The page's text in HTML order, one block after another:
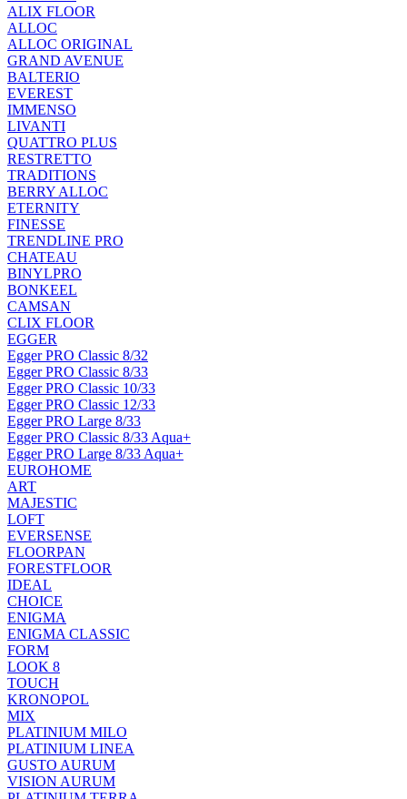
ALIX FLOOR
ALLOC
ALLOC ORIGINAL
GRAND AVENUE
BALTERIO
EVEREST
IMMENSO
LIVANTI
QUATTRO PLUS
RESTRETTO
TRADITIONS
BERRY ALLOC
ETERNITY
FINESSE
TRENDLINE PRO
CHATEAU
BINYLPRO
BONKEEL
CAMSAN
CLIX FLOOR
EGGER
Egger PRO Classic 8/32
Egger PRO Classic 8/33
Egger PRO Classic 10/33
Egger PRO Classic 12/33
Egger PRO Large 8/33
Egger PRO Classic 8/33 Aqua+
Egger PRO Large 8/33 Aqua+
EUROHOME
ART
MAJESTIC
LOFT
EVERSENSE
FLOORPAN
FORESTFLOOR
IDEAL
CHOICE
ENIGMA
ENIGMA CLASSIC
FORM
LOOK 8
TOUCH
KRONOPOL
MIX
PLATINIUM MILO
PLATINIUM LINEA
GUSTO AURUM
VISION AURUM